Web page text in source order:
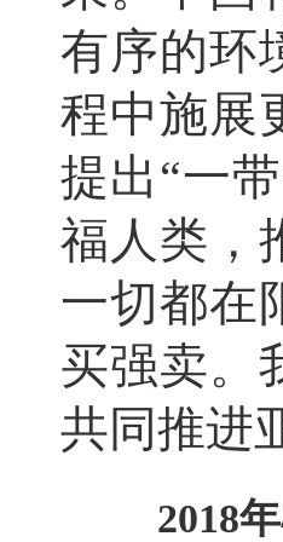
有序的环
程中施展
提出“一
福人类，
一切都在
买强卖。
共同推进
2018